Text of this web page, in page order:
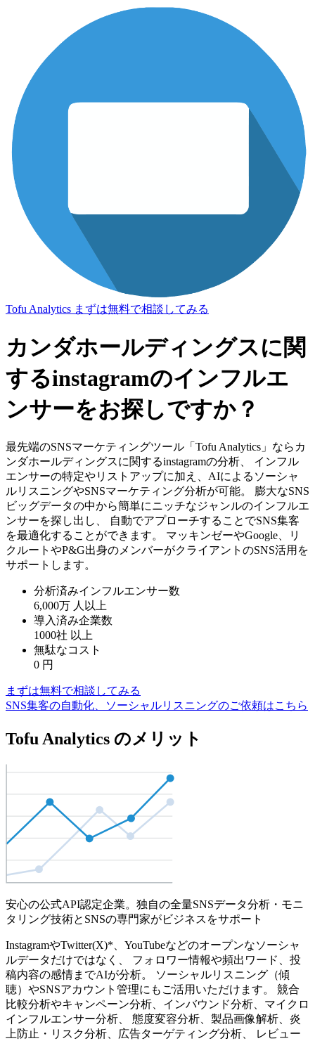
Tofu Analytics まずは無料で相談してみる
カンダホールディングスに関
するinstagramのインフルエ
ンサーをお探しですか？
最先端のSNSマーケティングツール「Tofu Analytics」ならカ
ンダホールディングスに関するinstagramの分析、 インフル
エンサーの特定やリストアップに加え、AIによるソーシャ
ルリスニングやSNSマーケティング分析が可能。 膨大なSNS
ビッグデータの中から簡単にニッチなジャンルのインフルエ
ンサーを探し出し、 自動でアプローチすることでSNS集客
を最適化することができます。 マッキンゼーやGoogle、リ
クルートやP&G出身のメンバーがクライアントのSNS活用を
サポートします。
分析済みインフルエンサー数
6,000万 人以上
導入済み企業数
1000社 以上
無駄なコスト
0 円
まずは無料で相談してみる
SNS集客の自動化、ソーシャルリスニングのご依頼はこちら
Tofu Analytics のメリット
安心の公式API認定企業。独自の全量SNSデータ分析・モニ
タリング技術とSNSの専門家がビジネスをサポート
InstagramやTwitter(X)*、YouTubeなどのオープンなソーシャ
ルデータだけではなく、 フォロワー情報や頻出ワード、投
稿内容の感情までAIが分析。 ソーシャルリスニング（傾
聴）やSNSアカウント管理にもご活用いただけます。 競合
比較分析やキャンペーン分析、インバウンド分析、マイクロ
インフルエンサー分析、 態度変容分析、製品画像解析、炎
上防止・リスク分析、広告ターゲティング分析、 レビュー